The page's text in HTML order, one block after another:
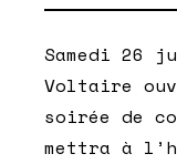
Samedi 26
Voltaire
soirée de
mettra à